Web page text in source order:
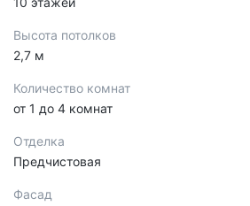
Высота потолков
2,7 м
Количество комнат
от 1 до 4 комнат
Отделка
Предчистовая
Фасад